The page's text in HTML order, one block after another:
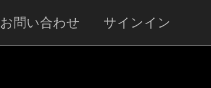
お問い合わせ サインイン